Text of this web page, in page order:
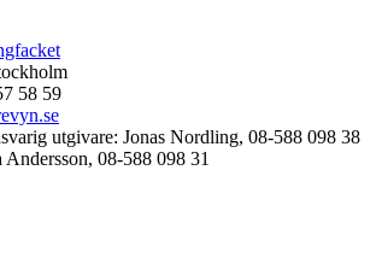
58 59
utgivare: Jonas Nordling, 08-588 098 38
Andersson, 08-588 098 31